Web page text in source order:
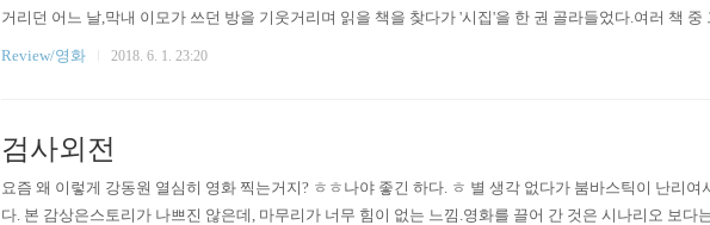
거리던 어느 날,막내 이모가 쓰던 방을 기웃거리며 읽을 책을 찾다가 '시집'을 한 권 골라들었다.여러 책 중
을 골랐던 이유는 아마도 삽화가 가장 많고, 글씨가 컸기 때문이었던 것 같다.그때의 나는 작은 글씨가 빽빽
Review/영화 2018. 6. 1. 23:20
검사외전
요즘 왜 이렇게 강동원 열심히 영화 찍는거지? ㅎㅎ나야 좋긴 하다. ㅎ 별 생각 없다가 붐바스틱이 난리여
다. 본 감상은스토리가 나쁘진 않은데, 마무리가 너무 힘이 없는 느낌.영화를 끌어 간 것은 시나리오 보다